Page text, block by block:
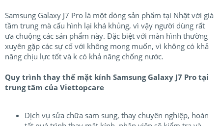
Samsung Galaxy J7 Pro là một dòng sản phẩm tại Nhật với giá
tầm trung mà cấu hình lại khá khủng, vì vậy người dùng rất
ưa chuộng các sản phẩm này. Đặc biệt với màn hình thường
xuyên gặp các sự cố với không mong muốn, vì không có khả
năng chịu lực tốt và k có khả năng chống nước.
Quy trình thay thế mặt kính Samsung Galaxy J7 Pro tại
trung tâm của Viettopcare
Dịch vụ sửa chữa sam sung, thay chuyên nghiệp, hoàn